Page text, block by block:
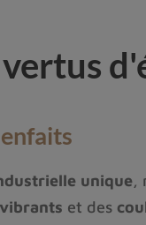
unique,
et des